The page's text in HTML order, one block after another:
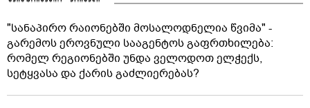
"სანაპირო რაიონებში მოსალოდნელია წვიმა" -
გარემოს ეროვნული სააგენტოს გაფრთხილება:
რომელ რეგიონებში უნდა ველოდოთ ელჭექს,
სეტყვასა და ქარის გაძლიერებას?